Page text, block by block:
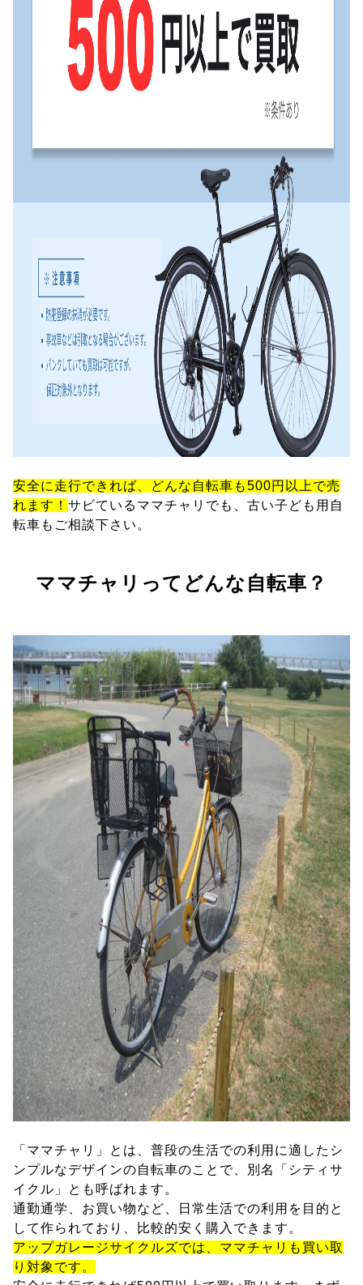
安全に走行できれば、どんな自転車も500円以上で売
れます！ サビているママチャリでも、古い子ども用自
転車もご相談下さい。
ママチャリってどんな自転車？
「ママチャリ」とは、普段の生活での利用に適したシ
ンプルなデザインの自転車のことで、別名「シティサ
イクル」とも呼ばれます。
通勤通学、お買い物など、日常生活での利用を目的と
して作られており、比較的安く購入できます。
アップガレージサイクルズでは、ママチャリも買い取
り対象です。